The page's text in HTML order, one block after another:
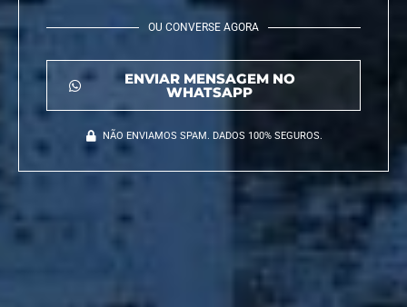
OU CONVERSE AGORA
ENVIAR MENSAGEM NO
WHATSAPP
NÃO ENVIAMOS SPAM. DADOS 100% SEGUROS.